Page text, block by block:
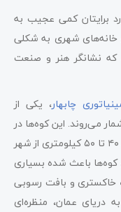
برایتان کمی عجیب به
خانه‌های شهری به شکلی
نشانگر هنر و صنعت
چابهار، یکی از
می‌روند. این کوه‌ها در
مسیر جاده چابهار به گواتر و در فاصله حدود ۴۰ تا ۵۰ کیلومتری از شهر
کوه‌ها باعث شده بسیاری
خاکستری و بافت رسوبی
دریای عمان، منظره‌ای